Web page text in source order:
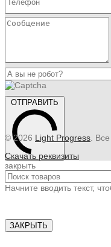
ОТПРАВИТЬ
© 2026 Light Progress .
Скачать реквизиты
закрыть
Начните вводить текст,
ЗАКРЫТЬ